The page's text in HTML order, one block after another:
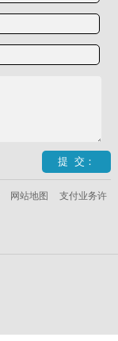
网站地图
支付业务许